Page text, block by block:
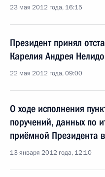
23 мая 2012 года, 16:15
Президент принял
Карелия Андрея
22 мая 2012 года, 09:00
О ходе исполнения
поручений, данных по
приёмной Президента
13 января 2012 года, 12:10